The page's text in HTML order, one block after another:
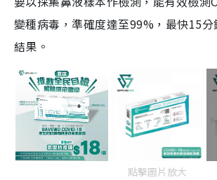
變種病毒，準確度達至99%，最快15
結果。
點擊圖片放大